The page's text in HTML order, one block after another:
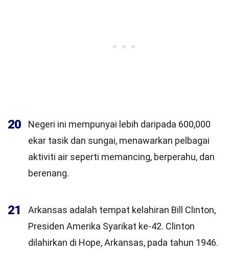
20
Negeri ini mempunyai lebih daripada 600,000
ekar tasik dan sungai, menawarkan pelbagai
aktiviti air seperti memancing, berperahu, dan
berenang.
21
Arkansas adalah tempat kelahiran Bill Clinton,
Presiden Amerika Syarikat ke-42. Clinton
dilahirkan di Hope, Arkansas, pada tahun 1946.